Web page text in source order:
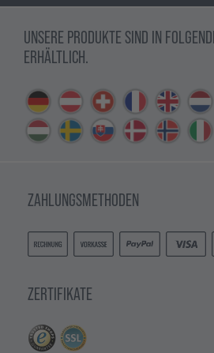
UNSERE PRODUKTE SIND IN
ERHÄLTLICH.
ZAHLUNGSMETHODEN
ZERTIFIKATE